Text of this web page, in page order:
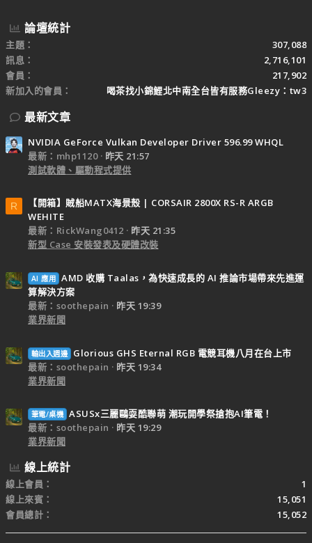
論壇統計
主題
307,088
訊息
2,716,101
會員
217,902
新加入的會員
喝茶找小錦鯉北中南全台皆有服務Gleezy：tw3
最新文章
NVIDIA GeForce Vulkan Developer Driver 596.99 WHQL
最新：mhp1120
昨天 21:57
測試軟體、驅動程式提供
R
【開箱】賊船MATX海景殼 | CORSAIR 2800X RS-R ARGB
WEHITE
最新：RickWang0412
昨天 21:35
新型 Case 安裝發表及硬體改裝
AI 應用 AMD 收購 Taalas，為快速成長的 AI 推論市場帶來先進運
算解決方案
最新：soothepain
昨天 19:39
業界新聞
輸出入週邊
Glorious GHS Eternal RGB 電競耳機八月在台上市
最新：soothepain
昨天 19:34
業界新聞
筆電/桌機 ASUSx三麗鷗耍酷聯萌 潮玩開學祭搶抱AI筆電！
最新：soothepain
昨天 19:29
業界新聞
線上統計
線上會員
1
線上來賓
15,051
會員總計
15,052